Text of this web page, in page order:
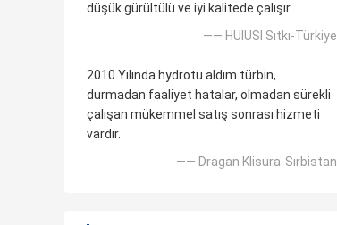
düşük gürültülü ve iyi kalitede çalışır.
—— HUlUSI Sıtkı-Türkiye
2010 Yılında hydrotu aldım türbin,
durmadan faaliyet hatalar, olmadan sürekli
çalışan mükemmel satış sonrası hizmeti
vardır.
—— Dragan Klisura-Sırbistan